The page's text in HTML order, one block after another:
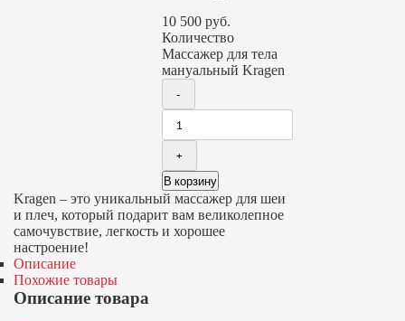
10 500руб.
Количество
Массажер для тела
мануальный Kragen
В корзину
Kragen – это уникальный массажер для шеи
и плеч, который подарит вам великолепное
самочувствие, легкость и хорошее
настроение!
Описание
Похожие товары
Описание товара